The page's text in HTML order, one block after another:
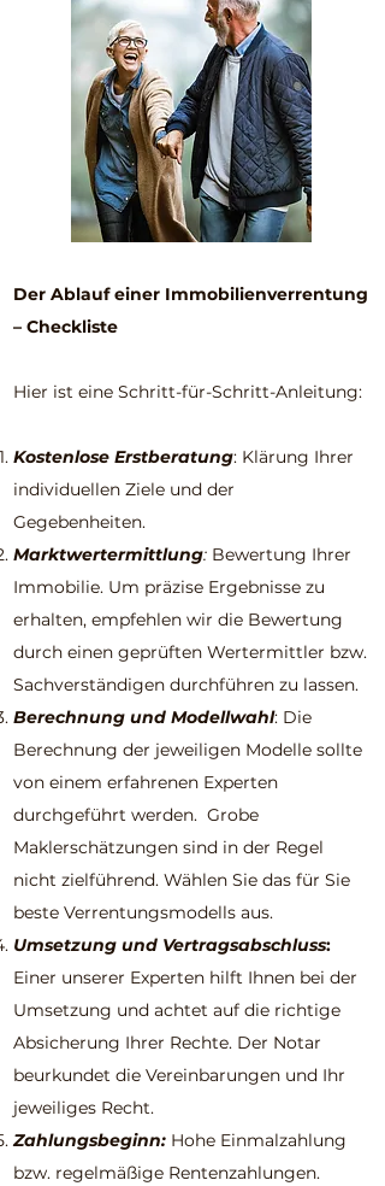
Der Ablauf einer Immobilienverrentung
– Checkliste
Hier ist eine Schritt-für-Schritt-Anleitung:
Kostenlose Erstberatung: Klärung Ihrer
individuellen Ziele und der
Gegebenheiten.
Marktwertermittlung: Bewertung Ihrer
Immobilie. Um präzise Ergebnisse zu
erhalten, empfehlen wir die Bewertung
durch einen geprüften Wertermittler bzw.
Sachverständigen durchführen zu lassen.
Berechnung und Modellwahl: Die
Berechnung der jeweiligen Modelle sollte
von einem erfahrenen Experten
durchgeführt werden. Grobe
Maklerschätzungen sind in der Regel
nicht zielführend. Wählen Sie das für Sie
beste Verrentungsmodells aus.
Umsetzung und Vertragsabschluss:
Einer unserer Experten hilft Ihnen bei der
Umsetzung und achtet auf die richtige
Absicherung Ihrer Rechte. Der Notar
beurkundet die Vereinbarungen und Ihr
jeweiliges Recht.
Zahlungsbeginn: Hohe Einmalzahlung
bzw. regelmäßige Rentenzahlungen.